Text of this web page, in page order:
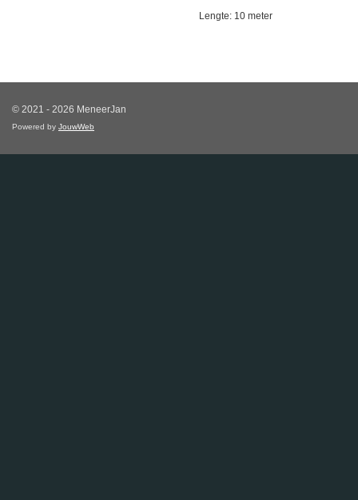
Lengte: 10 meter
© 2021 - 2026 MeneerJan
Powered by JouwWeb